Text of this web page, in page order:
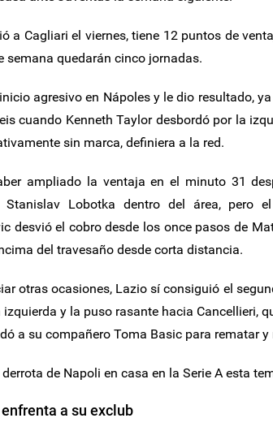
a Cagliari el viernes, tiene 12 puntos de
semana quedarán cinco jornadas.
agresivo en Nápoles y le dio resultado,
cuando Kenneth Taylor desbordó por la
sin marca, definiera a la red.
ampliado la ventaja en el minuto 31
Stanislav Lobotka dentro del área, pero
desvió el cobro desde los once pasos de
del travesaño desde corta distancia.
otras ocasiones, Lazio sí consiguió el
y la puso rasante hacia Cancellieri,
a su compañero Toma Basic para rematar y
de Napoli en casa en la Serie A esta
a su exclub